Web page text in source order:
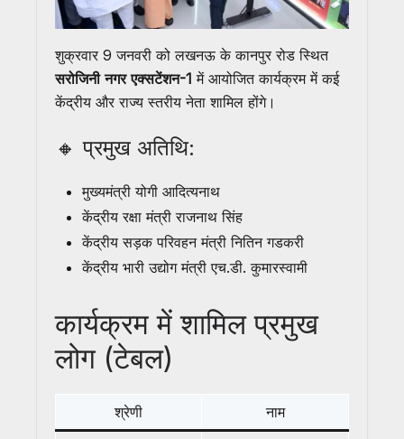
शुक्रवार 9 जनवरी को लखनऊ के कानपुर रोड स्थित
सरोजिनी नगर एक्सटेंशन-1 में आयोजित कार्यक्रम में कई
केंद्रीय और राज्य स्तरीय नेता शामिल होंगे।
🔸 प्रमुख अतिथि:
मुख्यमंत्री योगी आदित्यनाथ
केंद्रीय रक्षा मंत्री राजनाथ सिंह
केंद्रीय सड़क परिवहन मंत्री नितिन गडकरी
केंद्रीय भारी उद्योग मंत्री एच.डी. कुमारस्वामी
कार्यक्रम में शामिल प्रमुख
लोग (टेबल)
श्रेणी नाम